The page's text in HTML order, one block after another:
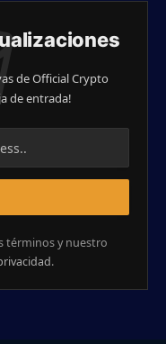
de Official Crypto
de entrada!
términos y nuestro
.